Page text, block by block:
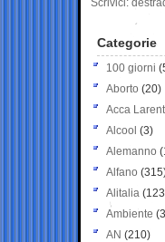
Scrivici:
Categorie
100 giorni
Aborto (20)
Acca
Alcool (3)
Alemanno
Alfano
Alitalia
Ambiente
AN (210)